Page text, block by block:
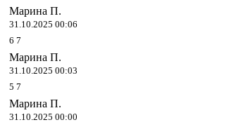
Марина П.
31.10.2025 00:06
6 7
Марина П.
31.10.2025 00:03
5 7
Марина П.
31.10.2025 00:00